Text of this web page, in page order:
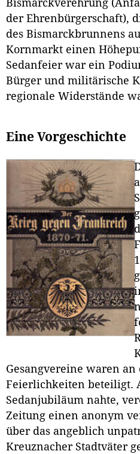
Bismarckverehrung
der Ehrenbürgerschaft),
des Bismarckbrunnens
Kornmarkt einen
Sedanfeier war ein
Bürger und militärische
regionale Widerstände
Eine Vorgeschichte
Gesangvereine waren
Feierlichkeiten beteiligt.
Sedanjubiläum nahte,
Zeitung einen anonym
über das angeblich
Kreuznacher Stadtväter